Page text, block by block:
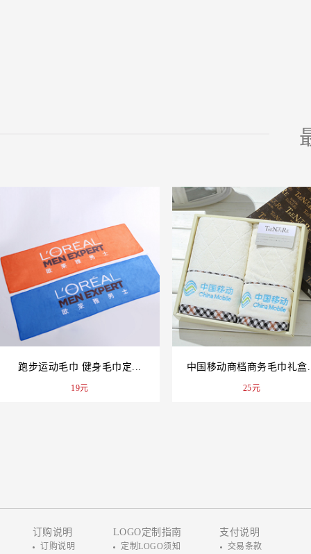
跑步运动毛巾 健身毛巾定...
19元
中国移动商档商务毛巾礼盒
25元
订购说明
订购说明
LOGO定制指南
定制LOGO须知
支付说明
交易条款